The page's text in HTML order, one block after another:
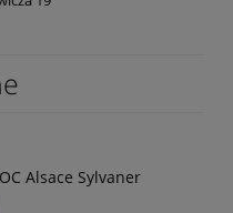
Alsace Sylvaner